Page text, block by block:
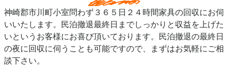
神崎郡市川町小室問わず３６５日２４時間家具の回収にお伺
いいたします。民泊撤退最終日までしっかりと収益を上げた
いというお客様にお喜び頂いております。民泊撤退の最終日
の夜に回収に伺うことも可能ですので、まずはお気軽にご相
談下さい。